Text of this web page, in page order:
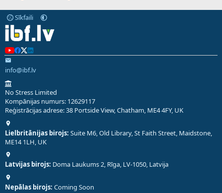
Sīkfaili
info@ibf.lv
No Stress Limited
Kompānijas numurs: 12629117
Reģistrācijas adrese: 38 Portside View, Chatham, ME4 4FY, UK
Lielbritānijas birojs: Suite M6, Old Library, St Faith Street, Maidstone,
ME14 1LH, UK
Latvijas birojs: Doma Laukums 2, Rīga, LV-1050, Latvija
Nepālas birojs: Coming Soon